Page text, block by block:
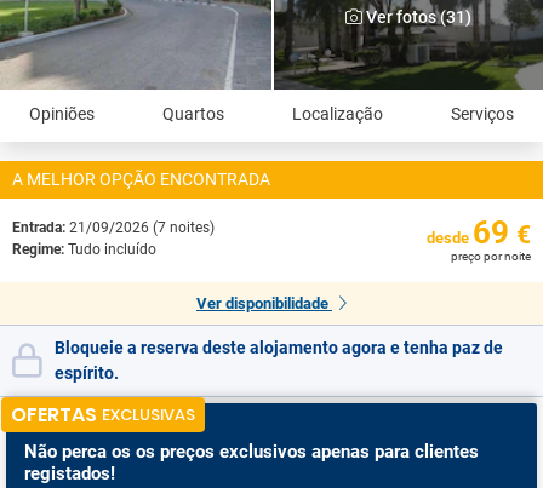
Ver fotos (31)
Opiniões Quartos Localização Serviços
A MELHOR OPÇÃO ENCONTRADA
Entrada: 21/09/2026 (7 noites)
Regime: Tudo incluído
desde 69 €
preço por noite
Ver disponibilidade
Bloqueie a reserva deste alojamento agora e tenha paz de
espírito.
OFERTAS EXCLUSIVAS
Não perca os os preços exclusivos apenas para clientes
registados!